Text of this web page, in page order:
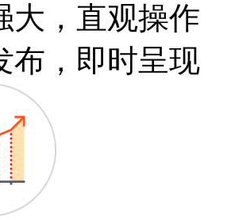
大，直观操作
布，即时呈现